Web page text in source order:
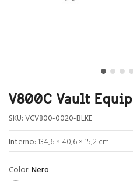
V800C Vault
SKU:VCV800-0020-BLKE
Interno:134,6 × 40,6 × 15,2 cm
Color:Nero